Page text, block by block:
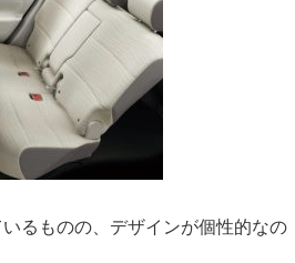
るものの、デザインが個性的なの